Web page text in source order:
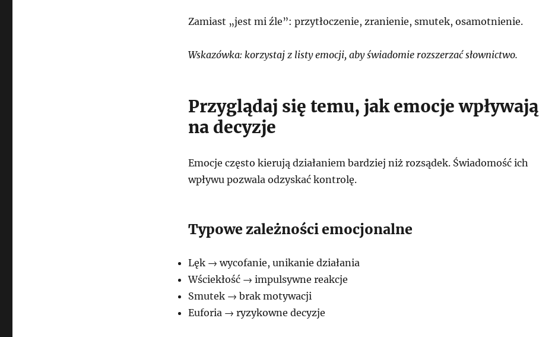
Zamiast „jest mi źle”: przytłoczenie, zranienie, smutek, osamotnienie.
Wskazówka: korzystaj z listy emocji, aby świadomie rozszerzać słownictwo.
Przyglądaj się temu, jak emocje wpływają
na decyzje
Emocje często kierują działaniem bardziej niż rozsądek. Świadomość ich
wpływu pozwala odzyskać kontrolę.
Typowe zależności emocjonalne
Lęk → wycofanie, unikanie działania
Wściekłość → impulsywne reakcje
Smutek → brak motywacji
Euforia → ryzykowne decyzje